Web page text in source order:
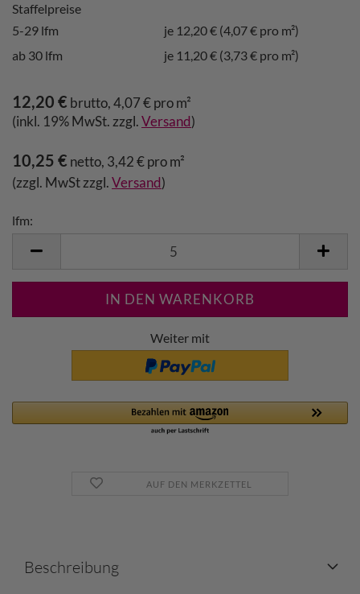
Staffelpreise
5-29 lfm
je 12,20 € (4,07 € pro m²)
ab 30 lfm
je 11,20 € (3,73 € pro m²)
12,20 € brutto, 4,07 € pro m²
(inkl. 19% MwSt. zzgl. Versand )
10,25 € netto, 3,42 € pro m²
(zzgl. MwSt zzgl. Versand)
lfm:
Weiter mit
AUF DEN MERKZETTEL
Beschreibung